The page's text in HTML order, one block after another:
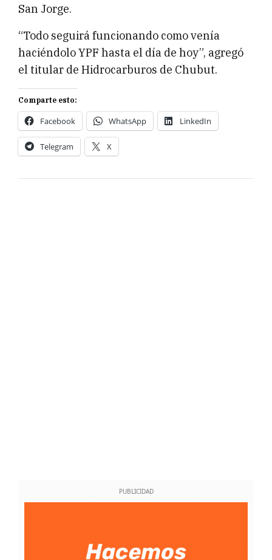
San Jorge.
“Todo seguirá funcionando como venía
haciéndolo YPF hasta el día de hoy”, agregó
el titular de Hidrocarburos de Chubut.
Comparte esto:
Facebook WhatsApp LinkedIn
Telegram X